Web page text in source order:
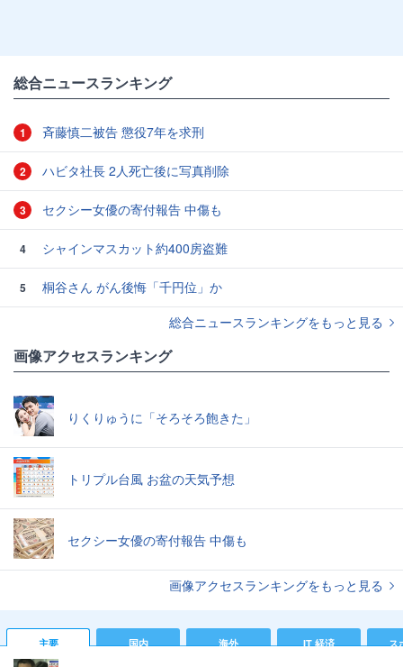
総合ニュースランキング
1 斉藤慎二被告 懲役7年を求刑
2 ハビタ社長 2人死亡後に写真削除
3 セクシー女優の寄付報告 中傷も
4 シャインマスカット約400房盗難
5
桐谷さん がん後悔「千円位」か
総合ニュースランキングをもっと見る
画像アクセスランキング
りくりゅうに「そろそろ飽きた」
トリプル台風 お盆の天気予想
セクシー女優の寄付報告 中傷も
画像アクセスランキングをもっと見る
主要 国内 海外 IT 経済 ス